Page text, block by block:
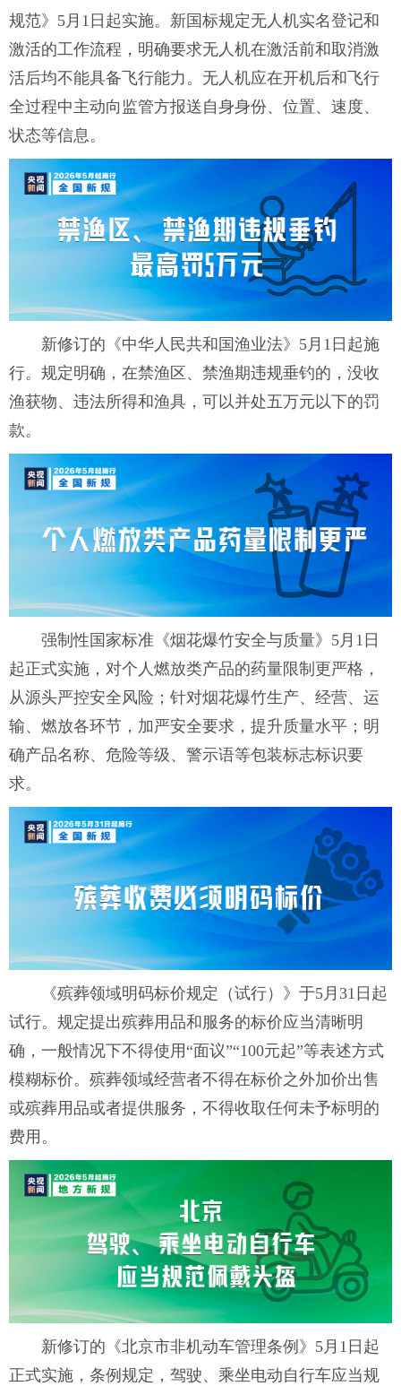
规范》5月1日起实施。新国标规定无人机实名登记和
激活的工作流程，明确要求无人机在激活前和取消激
活后均不能具备飞行能力。无人机应在开机后和飞行
全过程中主动向监管方报送自身身份、位置、速度、
状态等信息。
新修订的《中华人民共和国渔业法》5月1日起施
行。规定明确，在禁渔区、禁渔期违规垂钓的，没收
渔获物、违法所得和渔具，可以并处五万元以下的罚
款。
强制性国家标准《烟花爆竹安全与质量》5月1日
起正式实施，对个人燃放类产品的药量限制更严格，
从源头严控安全风险；针对烟花爆竹生产、经营、运
输、燃放各环节，加严安全要求，提升质量水平；明
确产品名称、危险等级、警示语等包装标志标识要
求。
《殡葬领域明码标价规定（试行）》于5月31日起
试行。规定提出殡葬用品和服务的标价应当清晰明
确，一般情况下不得使用“面议”“100元起”等表述方式
模糊标价。殡葬领域经营者不得在标价之外加价出售
或殡葬用品或者提供服务，不得收取任何未予标明的
费用。
新修订的《北京市非机动车管理条例》5月1日起
正式实施，条例规定，驾驶、乘坐电动自行车应当规